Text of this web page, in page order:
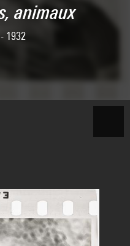
animaux
1932